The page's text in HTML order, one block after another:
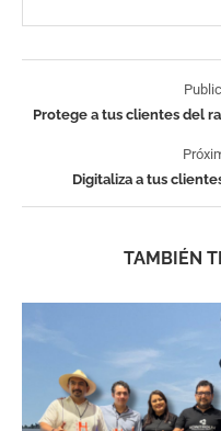
Protege a tus clientes del
Digitaliza a tus
TAMBIÉN